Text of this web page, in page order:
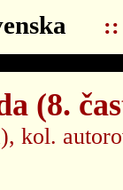
::
(8.
kol.